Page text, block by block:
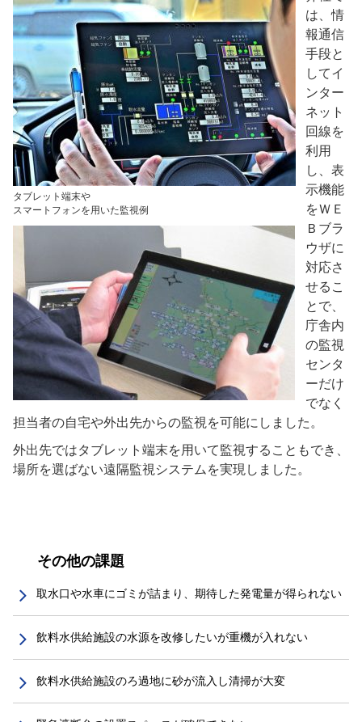
タブレット端末や
スマートフォンを用いた監視例
は、情
報通信
手段と
してイ
ンター
ネット
回線を
利用
し、表
示機能
をＷＥ
Ｂブラ
ウザに
対応さ
せるこ
とで、
庁舎内
の監視
センタ
ーだけ
でなく
担当者の自宅や外出先からの監視を可能にしました。
外出先ではタブレット端末を用いて監視することもでき、
場所を選ばない遠隔監視システムを実現しました。
その他の課題
取水口や水車にゴミが詰まり、期待した発電量が得られない
飲料水供給施設の水源を改修したいが重機が入れない
飲料水供給施設のろ過地に砂が流入し清掃が大変